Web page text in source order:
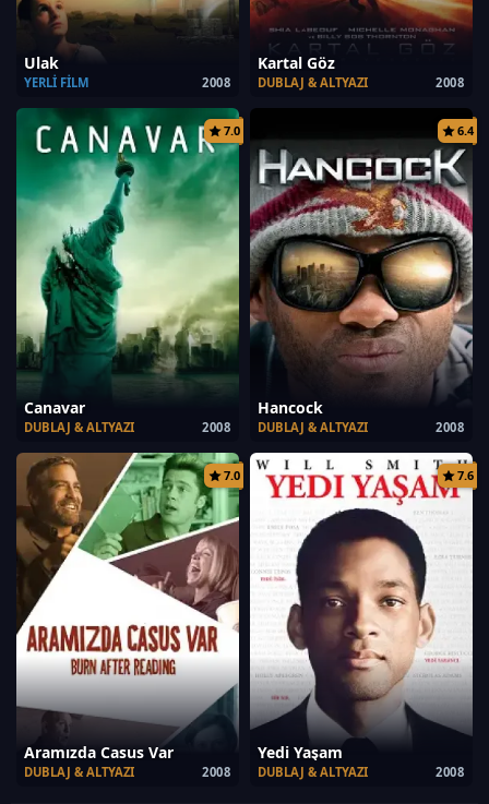
Ulak
2008
YERLI FILM
Kartal Göz
2008
DUBLAJ & ALTYAZI
7.0
Canavar
2008
DUBLAJ & ALTYAZI
6.4
Hancock
2008
DUBLAJ & ALTYAZI
7.0
Aramızda Casus Var
2008
DUBLAJ & ALTYAZI
7.6
Yedi Yaşam
2008
DUBLAJ & ALTYAZI